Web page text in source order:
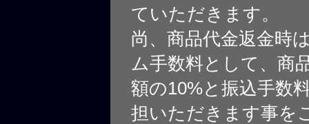
ていただきます。
尚、商品代金返金時
ム手数料として、商
額の10%と振込手数
担いただきます事を